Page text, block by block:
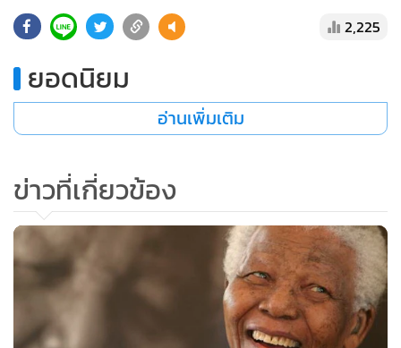
แสดงให้เห็นอย่างชัดเจนเมื่อออกมาแถลงต่อต้านการทำสงคราม
อิรักในปี 2003 โดยกล่าวว่า “สิ่งที่ผมกำลังประณามอยู่ในขณะนี้
ก็คือ มหาอำนาจรายหนึ่ง ซึ่งมีประธานาธิบดีผู้หนึ่ง (หมายถึง
ประธานาธิบดีจอร์จ ดับเบิลยู บุช) ที่ขาดไร้สายตาอันยาวไกล ที่
ไม่สามารถขบคิดอย่างถูกต้องเหมาะสมได้ และเวลานี้มหาอำนาจ
รายนี้ก็กำลังต้องการดึงโลกให้จมถลำลงไปในการฆ่าล้างเผ่า
แมนเดลาแทบไม่ได้มีบทบาทอะไรเลยในการเมืองวงกว้างของ
แอฟริกาใต้ในช่วงเวลา 1 ทศวรรษที่ผ่านมา กระนั้นก็ตาม ข้อเท็จ
จริงอันยังคงกลืนกินยอมรับได้อย่างลำบาก เกี่ยวกับการจากไป
ของเขา ก็ทำให้ชาวแอฟริกาใต้รู้สึกวิตกกังวลเกี่ยวกับอนาคตของ
ประเทศชาติของพวกเขา ดังที่มีชาวแอฟริกาใต้ผู้หนึ่งกล่าวว่า
2,225
ยอดนิยม
อ่านเพิ่มเติม
ข่าวที่เกี่ยวข้อง